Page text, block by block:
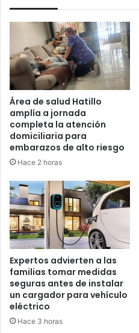
Área de salud Hatillo
amplía a jornada
completa la atención
domiciliaria para
embarazos de alto riesgo
Hace 2 horas
Expertos advierten a las
familias tomar medidas
seguras antes de instalar
un cargador para vehículo
eléctrico
Hace 3 horas